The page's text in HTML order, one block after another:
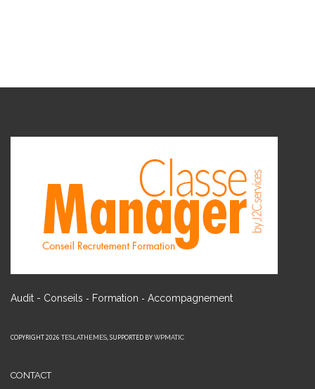
Audit - Conseils - Formation - Accompagnement
COPYRIGHT 2026 TESLATHEMES, SUPPORTED BY WPMATIC
CONTACT